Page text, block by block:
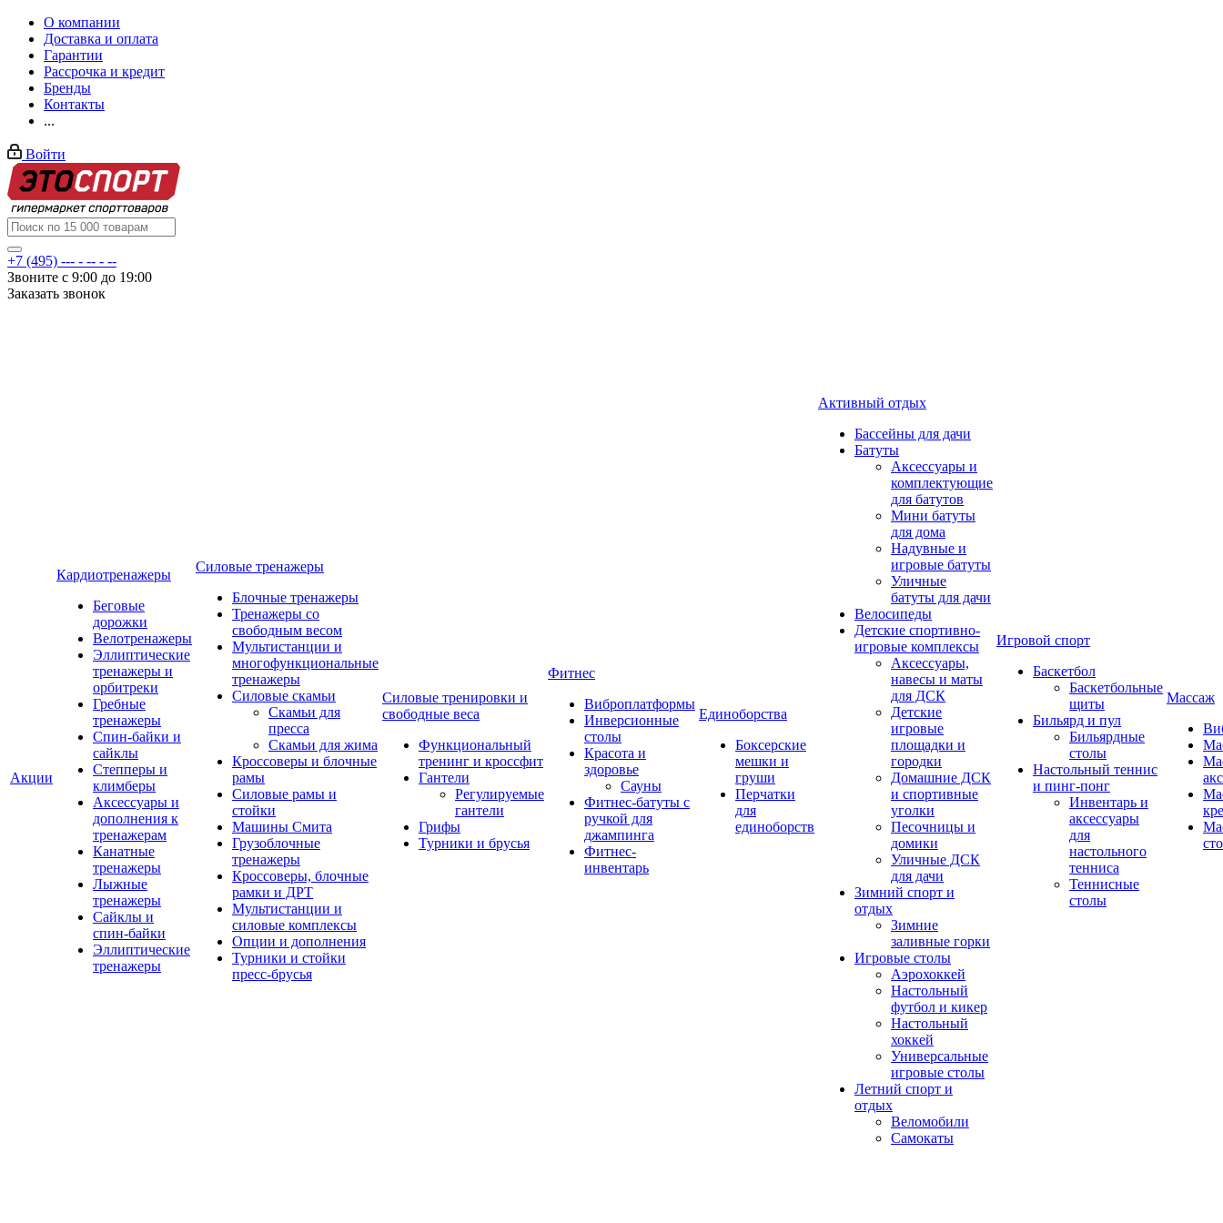
О компании
Доставка и оплата
Гарантии
Рассрочка и кредит
Бренды
Контакты
...
Войти
+7 (495) --- - -- - --
Звоните с 9:00 до 19:00
Заказать звонок
Акции
Кардиотренажеры
Беговые
дорожки
Велотренажеры
Эллиптические
тренажеры и
орбитреки
Гребные
тренажеры
Спин-байки и
сайклы
Степперы и
климберы
Аксессуары и
дополнения к
тренажерам
Канатные
тренажеры
Лыжные
тренажеры
Сайклы и
спин-байки
Эллиптические
тренажеры
Силовые тренажеры
Блочные тренажеры
Тренажеры со
свободным весом
Мультистанции и
многофункциональные
тренажеры
Силовые скамьи
Скамьи для
пресса
Скамьи для жима
Кроссоверы и блочные
рамы
Силовые рамы и
стойки
Машины Смита
Грузоблочные
тренажеры
Кроссоверы, блочные
рамки и ДРТ
Мультистанции и
силовые комплексы
Опции и дополнения
Турники и стойки
пресс-брусья
Силовые тренировки и
свободные веса
Функциональный
тренинг и кроссфит
Гантели
Регулируемые
гантели
Грифы
Турники и брусья
Фитнес
Виброплатформы
Инверсионные
столы
Красота и
здоровье
Сауны
Фитнес-батуты с
ручкой для
джампинга
Фитнес-
инвентарь
Единоборства
Боксерские
мешки и
груши
Перчатки
для
единоборств
Активный отдых
Бассейны для дачи
Батуты
Аксессуары и
комплектующие
для батутов
Мини батуты
для дома
Надувные и
игровые батуты
Уличные
батуты для дачи
Велосипеды
Детские спортивно-
игровые комплексы
Аксессуары,
навесы и маты
для ДСК
Детские
игровые
площадки и
городки
Домашние ДСК
и спортивные
уголки
Песочницы и
домики
Уличные ДСК
для дачи
Зимний спорт и
отдых
Зимние
заливные горки
Игровые столы
Аэрохоккей
Настольный
футбол и кикер
Настольный
хоккей
Универсальные
игровые столы
Летний спорт и
отдых
Веломобили
Самокаты
Игровой спорт
Баскетбол
Баскетбольные
щиты
Бильярд и пул
Бильярдные
столы
Настольный теннис
и пинг-понг
Инвентарь и
аксессуары
для
настольного
тенниса
Теннисные
столы
Массаж